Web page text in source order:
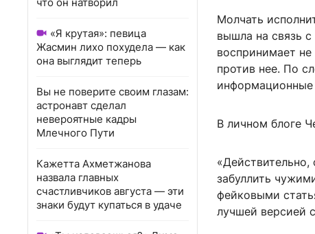
«Я крутая»: певица
Жасмин лихо похудела — как
она выглядит теперь
Вы не поверите своим глазам:
астронавт сделал
невероятные кадры
Млечного Пути
Кажетта Ахметжанова
назвала главных
счастливчиков августа — эти
знаки будут купаться в удаче
Молчать
вышла на связь
воспринимает
против нее. По
информационные
В личном блоге
забуллить
фейковыми
лучшей версией